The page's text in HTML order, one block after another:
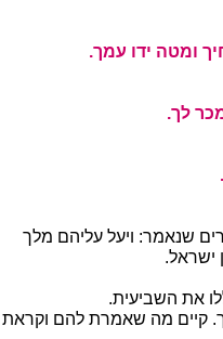
ומטה ידו עמך.
לך.
שנאמר: ויעל עליהם מלך
ישראל.
את השביעית.
קיים מה שאמרת להם וקראת